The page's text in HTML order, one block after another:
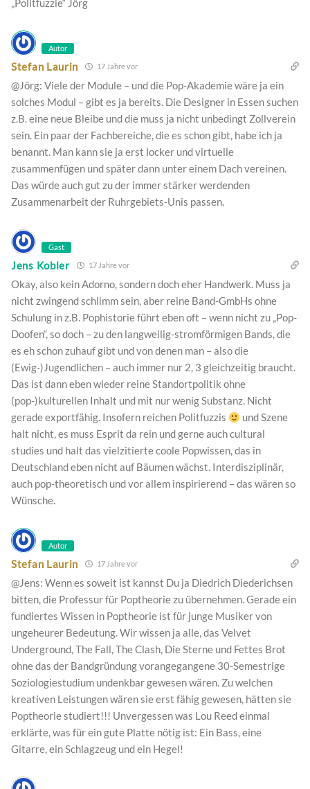
„Politfuzzie“ Jörg
Autor
Stefan Laurin 17 Jahre vor
@Jörg: Viele der Module – und die Pop-Akademie wäre ja ein
solches Modul – gibt es ja bereits. Die Designer in Essen suchen
z.B. eine neue Bleibe und die muss ja nicht unbedingt Zollverein
sein. Ein paar der Fachbereiche, die es schon gibt, habe ich ja
benannt. Man kann sie ja erst locker und virtuelle
zusammenfügen und später dann unter einem Dach vereinen.
Das würde auch gut zu der immer stärker werdenden
Zusammenarbeit der Ruhrgebiets-Unis passen.
Gast
Jens Kobler 17 Jahre vor
Okay, also kein Adorno, sondern doch eher Handwerk. Muss ja
nicht zwingend schlimm sein, aber reine Band-GmbHs ohne
Schulung in z.B. Pophistorie führt eben oft – wenn nicht zu „Pop-
Doofen“, so doch – zu den langweilig-stromförmigen Bands, die
es eh schon zuhauf gibt und von denen man – also die
(Ewig-)Jugendlichen – auch immer nur 2, 3 gleichzeitig braucht.
Das ist dann eben wieder reine Standortpolitik ohne
(pop-)kulturellen Inhalt und mit nur wenig Substanz. Nicht
gerade exportfähig. Insofern reichen Politfuzzis
und Szene
halt nicht, es muss Esprit da rein und gerne auch cultural
studies und halt das vielzitierte coole Popwissen, das in
Deutschland eben nicht auf Bäumen wächst. Interdisziplinär,
auch pop-theoretisch und vor allem inspirierend – das wären so
Wünsche.
Autor
Stefan Laurin 17 Jahre vor
@Jens: Wenn es soweit ist kannst Du ja Diedrich Diederichsen
bitten, die Professur für Poptheorie zu übernehmen. Gerade ein
fundiertes Wissen in Poptheorie ist für junge Musiker von
ungeheurer Bedeutung. Wir wissen ja alle, das Velvet
Underground, The Fall, The Clash, Die Sterne und Fettes Brot
ohne das der Bandgründung vorangegangene 30-Semestrige
Soziologiestudium undenkbar gewesen wären. Zu welchen
kreativen Leistungen wären sie erst fähig gewesen, hätten sie
Poptheorie studiert!!! Unvergessen was Lou Reed einmal
erklärte, was für ein gute Platte nötig ist: Ein Bass, eine
Gitarre, ein Schlagzeug und ein Hegel!